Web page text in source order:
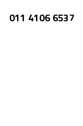
011 4106 6537